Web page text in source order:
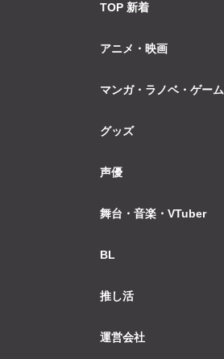
TOP 新着
アニメ・映画
マンガ・ラノベ・ゲーム
グッズ
声優
舞台・音楽・VTuber
BL
推し活
運営会社